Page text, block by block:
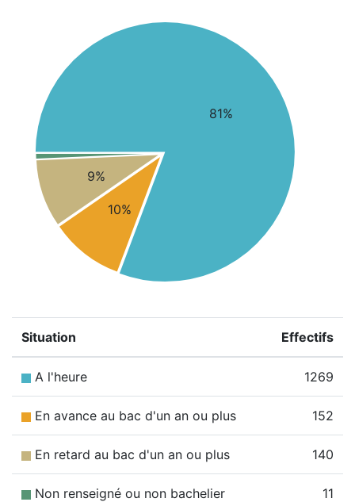
81%
10%
9%
Situation Effectifs
A l'heure 1269
En avance au bac d'un an ou plus 152
En retard au bac d'un an ou plus 140
Non renseigné ou non bachelier 11